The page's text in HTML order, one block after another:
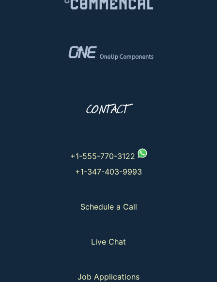
CONTACT
+1-555-770-3122
+1-347-403-9993
Schedule a Call
Live Chat
Job Applications